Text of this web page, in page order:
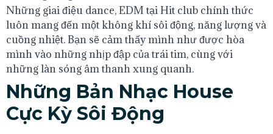
Những giai điệu dance, EDM tại Hit club chính thức
luôn mang đến một không khí sôi động, năng lượng và
cuồng nhiệt. Bạn sẽ cảm thấy mình như được hòa
mình vào những nhịp đập của trái tim, cùng với
những làn sóng âm thanh xung quanh.
Những Bản Nhạc House
Cực Kỳ Sôi Động